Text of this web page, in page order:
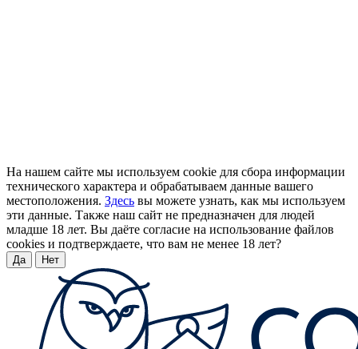
На нашем сайте мы используем cookie для сбора информации
технического характера и обрабатываем данные вашего
местоположения. Здесь вы можете узнать, как мы используем
эти данные. Также наш сайт не предназначен для людей
младше 18 лет. Вы даёте согласие на использование файлов
cookies и подтверждаете, что вам не менее 18 лет?
Да Нет